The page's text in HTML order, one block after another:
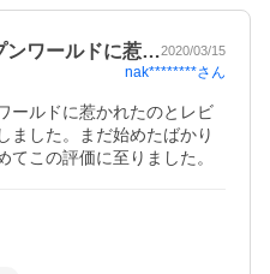
ンワールドに惹…2020/03/15
nak********さん
ールドに惹かれたのとレビ
ました。まだ始めたばかり
この評価に至りました。